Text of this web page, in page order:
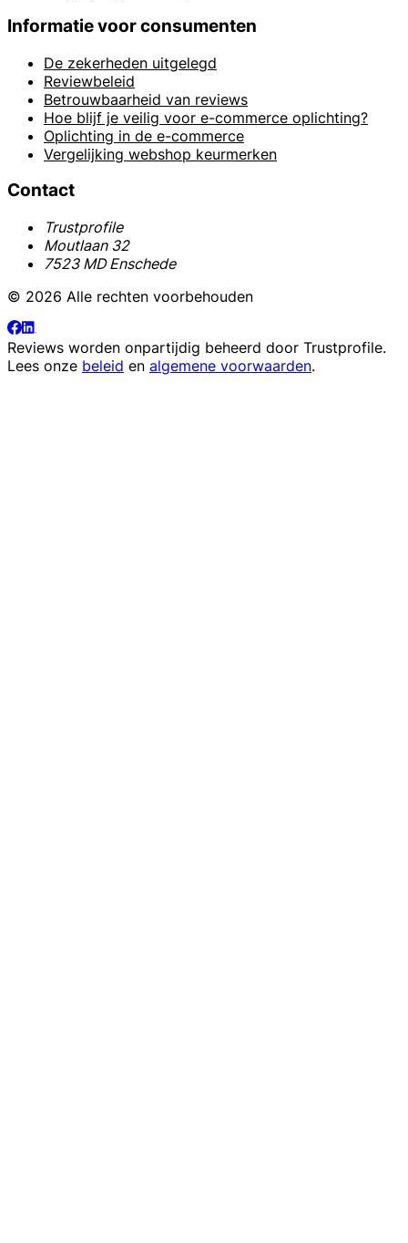
Informatie voor consumenten
De zekerheden uitgelegd
Reviewbeleid
Betrouwbaarheid van reviews
Hoe blijf je veilig voor e-commerce oplichting?
Oplichting in de e-commerce
Vergelijking webshop keurmerken
Contact
Trustprofile
Moutlaan 32
7523 MD Enschede
© 2026 Alle rechten voorbehouden
Reviews worden onpartijdig beheerd door Trustprofile.
Lees onze beleid en algemene voorwaarden.